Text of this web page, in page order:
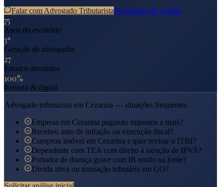
Falar com Advogado TributaristaFormulário de contato
75
Anos do escritório
3ª
Geração de advogados
27
Estados atendidos
100%
Remoto & digital
Advogado tributarista em Cezarina — situações frequentes
Empresa em Cezarina pagando impostos a mais?
Recebeu auto de infração ou execução fiscal?
Comprou imóvel em Cezarina e quer revisar o ITBI?
Dependente com TEA com direito à isenção de IPVA?
Portador de doença grave com IR retido na fonte?
Dívida ativa ou transação tributária em GO?